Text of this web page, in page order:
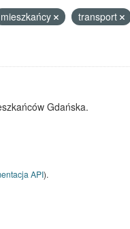
mieszkańcy
transport
Gdańska.
API).